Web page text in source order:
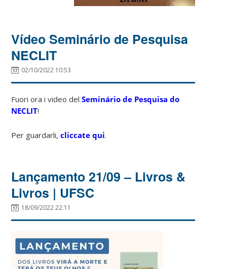
Vídeo Seminário de Pesquisa
NECLIT
02/10/2022 10:53
Fuori ora i video delSeminário de Pesquisa do
NECLIT!
Per guardarli,cliccate qui.
Lançamento 21/09 – Livros &
Livros | UFSC
18/09/2022 22:11